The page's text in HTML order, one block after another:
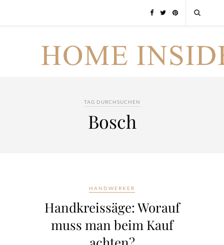
TAG DURCHSUCHEN
Bosch
HANDWERKER
Handkreissäge: Worauf
muss man beim Kauf